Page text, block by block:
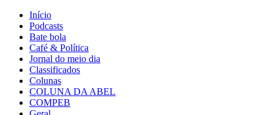
Início
Podcasts
Bate bola
Café & Política
Jornal do meio dia
Classificados
Colunas
COLUNA DA ABEL
COMPEB